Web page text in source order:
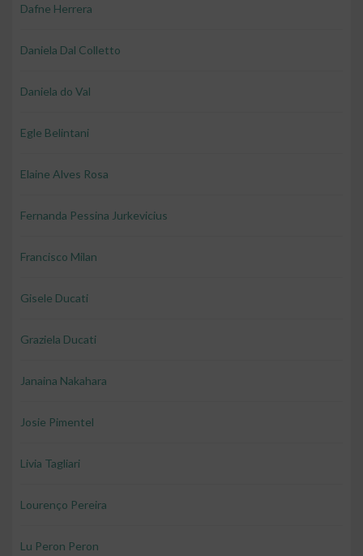
Dafne Herrera
Daniela Dal Colletto
Daniela do Val
Egle Belintani
Elaine Alves Rosa
Fernanda Pessina Jurkevicius
Francisco Milan
Gisele Ducati
Graziela Ducati
Janaina Nakahara
Josie Pimentel
Livia Tagliari
Lourenço Pereira
Lu Peron Peron